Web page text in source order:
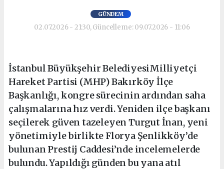
GÜNDEM
02.07.2026 - 21:30, Güncelleme: 09.07.2026 - 11:06
İstanbul Büyükşehir BelediyesiMilliyetçi
Hareket Partisi (MHP) Bakırköy İlçe
Başkanlığı, kongre sürecinin ardından saha
çalışmalarına hız verdi. Yeniden ilçe başkanı
seçilerek güven tazeleyen Turgut İnan, yeni
yönetimiyle birlikte Florya Şenlikköy’de
bulunan Prestij Caddesi’nde incelemelerde
bulundu. Yapıldığı günden bu yana atıl